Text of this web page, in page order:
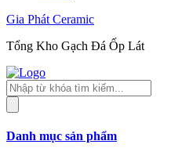
Gia Phát Ceramic
Tổng Kho Gạch Đá Ốp Lát
Tìm
kiếm
sản
Danh mục sản phẩm